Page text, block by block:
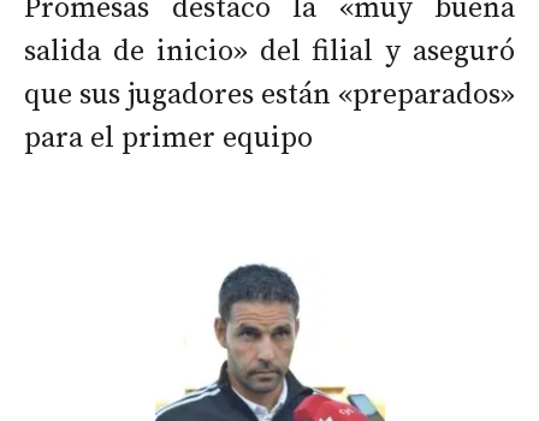
Promesas destacó la «muy buena
salida de inicio» del filial y aseguró
que sus jugadores están «preparados»
para el primer equipo